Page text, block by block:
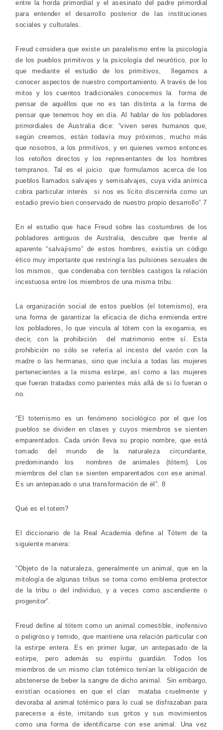
entre la horda primordial y el asesinato del padre primordial
para entender el desarrollo posterior de las instituciones
sociales y culturales.
Freud considera que existe un paralelismo entre la psicología
de los pueblos primitivos y la psicología del neurótico, por lo
que mediante el estudio de los primitivos, llegamos a
conocer aspectos de nuestro comportamiento. A través de los
mitos y los cuentos tradicionales conocemos la forma de
pensar de aquéllos que no es tan distinta a la forma de
pensar que tenemos hoy en día. Al hablar de los pobladores
primordiales de Australia dice: “viven seres humanos que,
según creemos, están todavía muy próximos, mucho más
que nosotros, a los primitivos, y en quienes vemos entonces
los retoños directos y los representantes de los hombres
tempranos. Tal es el juicio que formulamos acerca de los
pueblos llamados salvajes y semisalvajes, cuya vida anímica
cobra particular interés si nos es lícito discernirla como un
estadio previo bien conservado de nuestro propio desarrollo”.7
En el estudio que hace Freud sobre las costumbres de los
pobladores antiguos de Australia, descubre que frente al
aparente “salvajismo” de estos hombres, existía un código
ético muy importante que restringía las pulsiones sexuales de
los mismos, que condenaba con terribles castigos la relación
incestuosa entre los miembros de una misma tribu.
La organización social de estos pueblos (el totemismo), era
una forma de garantizar la eficacia de dicha enmienda entre
los pobladores, lo que vincula al tótem con la exogamia, es
decir, con la prohibición del matrimonio entre sí. Esta
prohibición no sólo se refería al incesto del varón con la
madre o las hermanas, sino que incluía a todas las mujeres
pertenecientes a la misma estirpe, así como a las mujeres
que fueran tratadas como parientes más allá de si lo fueran o
no.
“El totemismo es un fenómeno sociológico por el que los
pueblos se dividen en clases y cuyos miembros se sienten
emparentados. Cada unión lleva su propio nombre, que está
tomado del mundo de la naturaleza circundante,
predominando los nombres de animales (tótem). Los
miembros del clan se sienten emparentados con ese animal.
Es un antepasado o una transformación de él”. 8
Qué es el totem?
El diccionario de la Real Academia define al Tótem de la
siguiente manera:
“Objeto de la naturaleza, generalmente un animal, que en la
mitología de algunas tribus se toma como emblema protector
de la tribu o del individuo, y a veces como ascendiente o
progenitor”.
Freud define al tótem como un animal comestible, inofensivo
o peligroso y temido, que mantiene una relación particular con
la estirpe entera. Es en primer lugar, un antepasado de la
estirpe, pero además su espíritu guardián. Todos los
miembros de un mismo clan totémico tenían la obligación de
abstenerse de beber la sangre de dicho animal. Sin embargo,
existían ocasiones en que el clan mataba cruelmente y
devoraba al animal totémico para lo cual se disfrazaban para
parecerse a éste, imitando sus gritos y sus movimientos
como una forma de identificarse con ese animal. Una vez